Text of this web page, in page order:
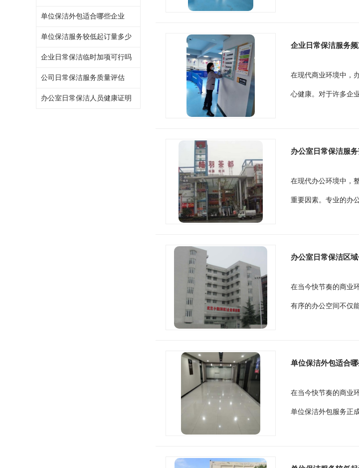
单位保洁外包适合哪些企业
单位保洁服务较低起订量多少
企业日常保洁临时加项可行吗
公司日常保洁服务质量评估
办公室日常保洁人员健康证明
企业日常保洁服务
在现代商业环境中，
心健康。对于许多企
办公室日常保洁服
在现代办公环境中，
重要因素。专业的办
办公室日常保洁区
在当今快节奏的商业
有序的办公空间不仅
单位保洁外包适合
在当今快节奏的商业
单位保洁外包服务正